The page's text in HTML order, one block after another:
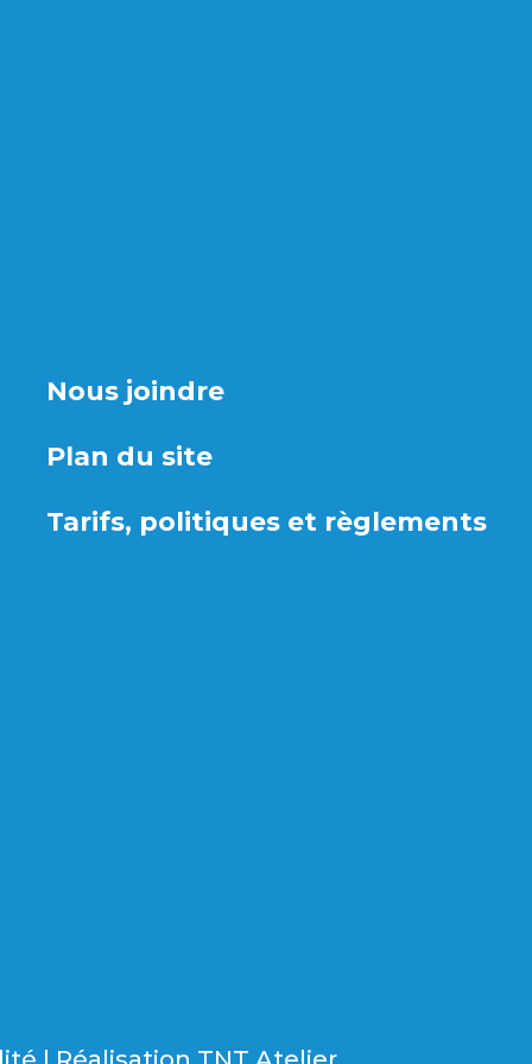
Nous joindre
Plan du site
Tarifs, politiques et règlements